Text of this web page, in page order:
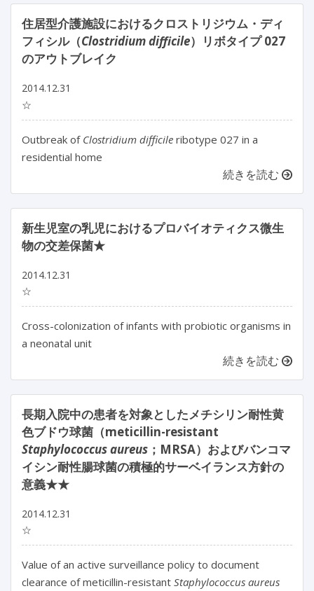
住居型介護施設におけるクロストリジウム・ディ
フィシル（Clostridium difficile）リボタイプ 027
のアウトブレイク
2014.12.31
☆
Outbreak of Clostridium difficile ribotype 027 in a
residential home
続きを読む
新生児室の乳児におけるプロバイオティクス微生
物の交差保菌★
2014.12.31
☆
Cross-colonization of infants with probiotic organisms in
a neonatal unit
続きを読む
長期入院中の患者を対象としたメチシリン耐性黄
色ブドウ球菌（meticillin-resistant
Staphylococcus aureus ；MRSA）およびバンコマ
イシン耐性腸球菌の積極的サーベイランス方針の
意義★★
2014.12.31
☆
Value of an active surveillance policy to document
clearance of meticillin-resistant Staphylococcus aureus